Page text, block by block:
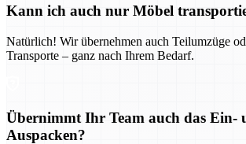
Kann ich auch nur Möbel
Natürlich! Wir übernehmen auch Teilumzüge
Transporte – ganz nach Ihrem Bedarf.
Übernimmt Ihr Team auch das Ein-
Auspacken?